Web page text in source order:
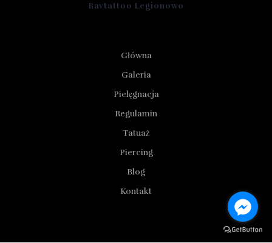
Ravtattoo Legionowo
Główna
Galeria
Pielęgnacja
Regulamin
Tatuaż
Piercing
Blog
Kontakt